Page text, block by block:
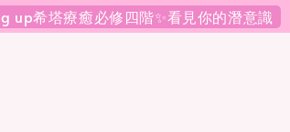
up希塔療癒必修四階✨看見你的潛意識